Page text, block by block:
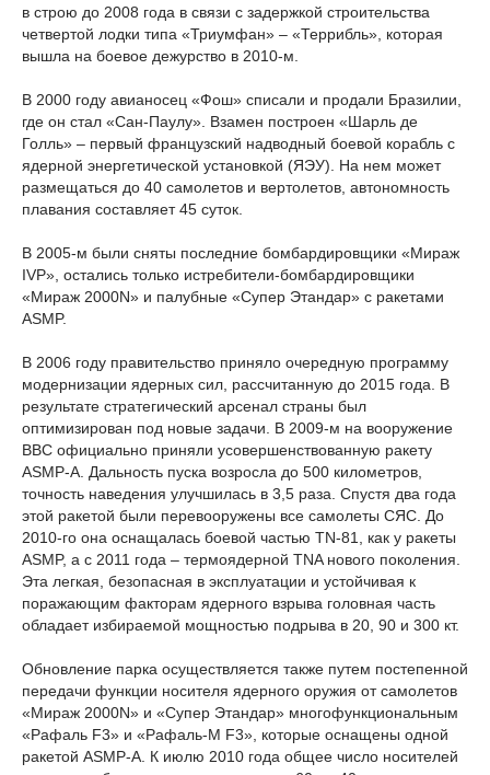
в строю до 2008 года в связи с задержкой строительства
четвертой лодки типа «Триумфан» – «Террибль», которая
вышла на боевое дежурство в 2010-м.
В 2000 году авианосец «Фош» списали и продали Бразилии,
где он стал «Сан-Паулу». Взамен построен «Шарль де
Голль» – первый французский надводный боевой корабль с
ядерной энергетической установкой (ЯЭУ). На нем может
размещаться до 40 самолетов и вертолетов, автономность
плавания составляет 45 суток.
В 2005-м были сняты последние бомбардировщики «Мираж
IVP», остались только истребители-бомбардировщики
«Мираж 2000N» и палубные «Супер Этандар» с ракетами
ASMP.
В 2006 году правительство приняло очередную программу
модернизации ядерных сил, рассчитанную до 2015 года. В
результате стратегический арсенал страны был
оптимизирован под новые задачи. В 2009-м на вооружение
ВВС официально приняли усовершенствованную ракету
ASMP-A. Дальность пуска возросла до 500 километров,
точность наведения улучшилась в 3,5 раза. Спустя два года
этой ракетой были перевооружены все самолеты СЯС. До
2010-го она оснащалась боевой частью TN-81, как у ракеты
ASMP, а с 2011 года – термоядерной TNA нового поколения.
Эта легкая, безопасная в эксплуатации и устойчивая к
поражающим факторам ядерного взрыва головная часть
обладает избираемой мощностью подрыва в 20, 90 и 300 кт.
Обновление парка осуществляется также путем постепенной
передачи функции носителя ядерного оружия от самолетов
«Мираж 2000N» и «Супер Этандар» многофункциональным
«Рафаль F3» и «Рафаль-М F3», которые оснащены одной
ракетой ASMP-A. К июлю 2010 года общее число носителей